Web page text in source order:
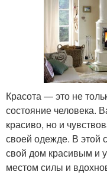
Красота — это не
состояние человека.
красиво, но и
своей одежде. В этой
свой дом красивым и
местом силы и